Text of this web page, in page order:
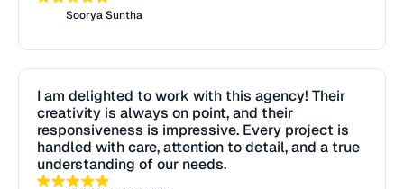
Soorya Suntha
I am delighted to work with this agency! Their
creativity is always on point, and their
responsiveness is impressive. Every project is
handled with care, attention to detail, and a true
understanding of our needs.